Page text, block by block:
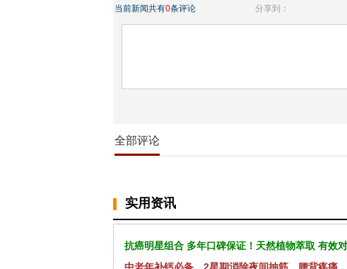
当前新闻共有0条评论 分享到：
全部评论
实用资讯
抗癌明星组合 多年口碑保证！天然植物萃取 有效